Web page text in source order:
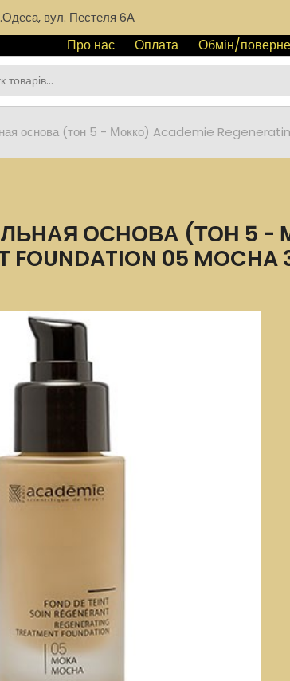
вул. Пестеля 6А
Про нас Оплата Обмін/
основа (тон 5 - Мокко) Academie
ОСНОВА (ТОН 5 -
FOUNDATION 05